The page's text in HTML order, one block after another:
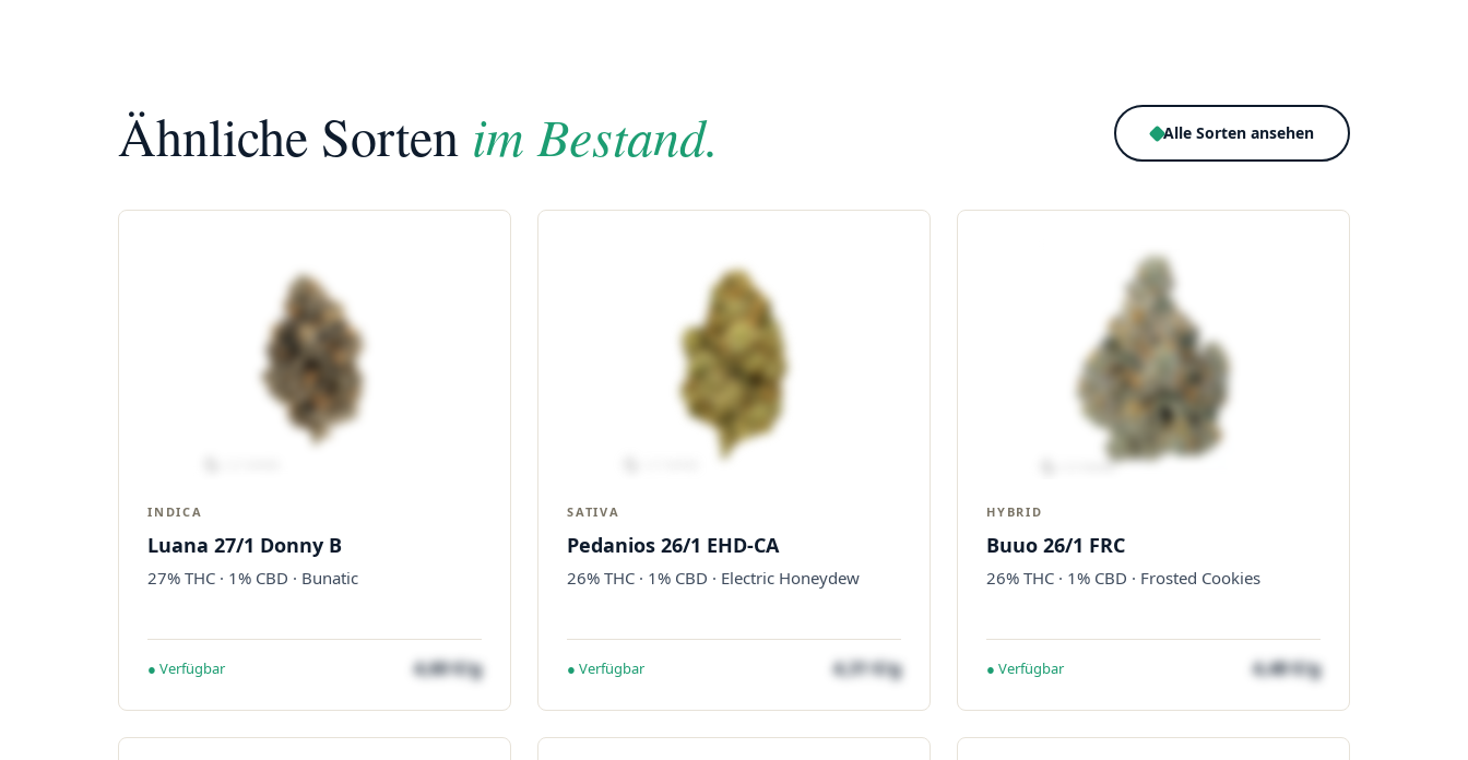
Ähnliche Sorten im Bestand. Alle Sorten ansehen
INDICA
Luana 27/1 Donny B
27% THC · 1% CBD · Bunatic
● Verfügbar 4,60 €/g
SATIVA
Pedanios 26/1 EHD-CA
26% THC · 1% CBD · Electric Honeydew
● Verfügbar 4,31 €/g
HYBRID
Buuo 26/1 FRC
26% THC · 1% CBD · Frosted Cookies
● Verfügbar 4,48 €/g